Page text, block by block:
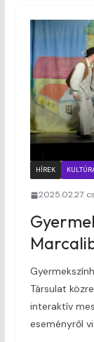
HÍREK
2025.02.27.
Társulat
interaktív
eseményről